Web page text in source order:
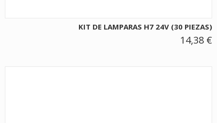
KIT DE LAMPARAS H7 24V (30 PIEZAS)
14,38 €